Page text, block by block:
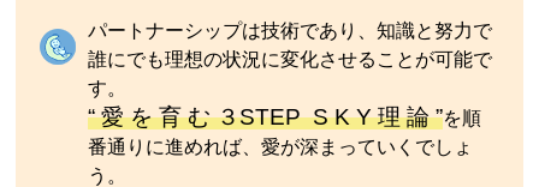
パートナーシップは技術であり、知識と努力で
誰にでも理想の状況に変化させることが可能で
す。
“ 愛 を 育 む ３STEP S K Y 理 論 ”を順
番通りに進めれば、愛が深まっていくでしょ
う。